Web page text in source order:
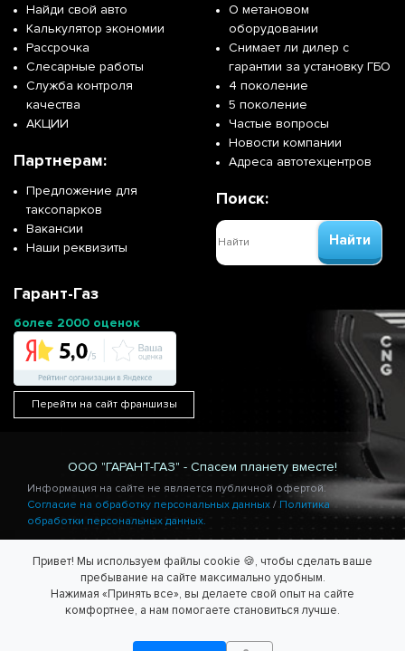
Привет! Мы используем файлы cookie 🍪, чтобы сделать ваше
пребывание на сайте максимально удобным.
Нажимая «Принять все», вы делаете свой опыт на сайте
комфортнее, а нам помогаете становиться лучше.
Найди свой авто
Калькулятор экономии
Рассрочка
Слесарные работы
Служба контроля
качества
АКЦИИ
Партнерам:
Предложение для
таксопарков
Вакансии
Наши реквизиты
О метановом
оборудовании
Снимает ли дилер с
гарантии за установку ГБО
4 поколение
5 поколение
Частые вопросы
Новости компании
Адреса автотехцентров
Поиск:
Найти
Гарант-Газ
более 2000 оценок
Перейти на сайт франшизы
ООО "ГАРАНТ-ГАЗ" - Спасем планету вместе!
Информация на сайте не является публичной офертой.
Согласие на обработку персональных данных / Политика
обработки персональных данных.